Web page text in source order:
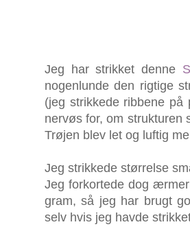
Jeg har strikket denne
nogenlunde den rigtige
(jeg strikkede ribbene
nervøs for, om strukturen
Trøjen blev let og luftig
Jeg strikkede størrelse
Jeg forkortede dog
gram, så jeg har brugt
selv hvis jeg havde